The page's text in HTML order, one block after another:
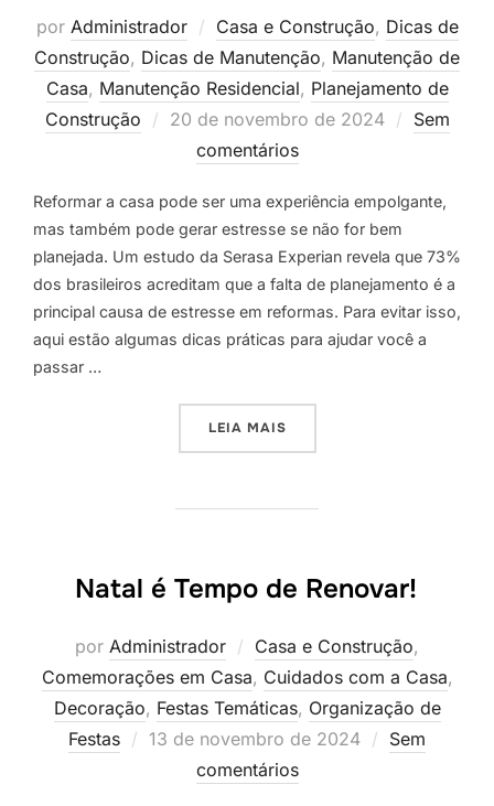
por Administrador Casa e Construção, Dicas de
Construção, Dicas de Manutenção, Manutenção de
Casa, Manutenção Residencial, Planejamento de
Construção
Postado
20 de novembro de 2024
Sem
comentários
Reformar a casa pode ser uma experiência empolgante,
mas também pode gerar estresse se não for bem
planejada. Um estudo da Serasa Experian revela que 73%
dos brasileiros acreditam que a falta de planejamento é a
principal causa de estresse em reformas. Para evitar isso,
aqui estão algumas dicas práticas para ajudar você a
passar …
LEIA MAIS“DICAS PRÁTICAS PARA
Natal é Tempo de Renovar!
por Administrador Casa e Construção,
Comemorações em Casa, Cuidados com a Casa,
Decoração, Festas Temáticas, Organização de
Festas
Postado
13 de novembro de 2024
Sem
comentários